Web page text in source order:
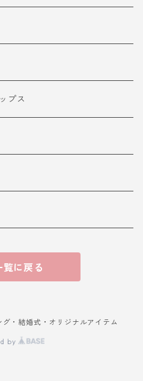
プス
覧に戻る
・結婚式・オリジナルアイテム
by